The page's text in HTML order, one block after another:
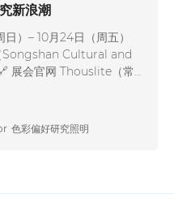
新浪潮
）– 10月24日（周五）
Songshan Cultural and
展会官网 Thouslite（常
——AIC 2025 Taipei，本
，聚焦色彩在人类…
色彩偏好研究照明